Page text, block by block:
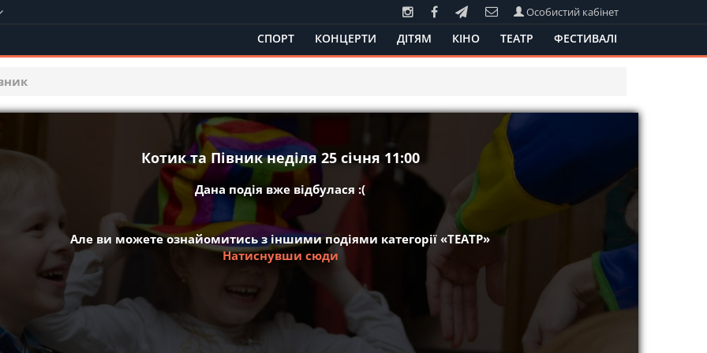
Особистий кабінет
СПОРТ КОНЦЕРТИ ДІТЯМ КІНО ТЕАТР ФЕСТИВАЛІ
Котик та Півник неділя 25 січня 11:00
Дана подія вже відбулася :(
Але ви можете ознайомитись з іншими подіями категорії «ТЕАТР»
Натиснувши сюди